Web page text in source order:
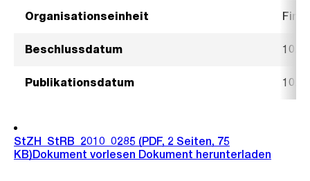
Organisationseinheit
Beschlussdatum 10.
Publikationsdatum 10.
StZH_StRB_2010_0285 (PDF, 2 Seiten, 75
KB)Dokument vorlesen Dokument herunterladen